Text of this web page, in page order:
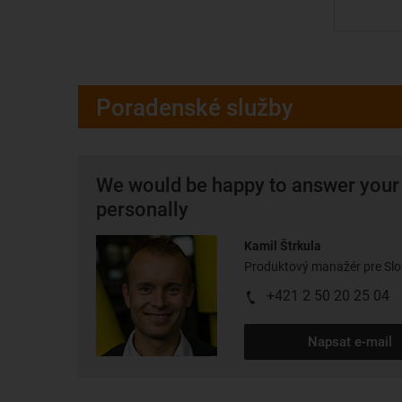
Poradenské služby
We would be happy to answer
personally
Kamil Štrkula
Produktový manažér pre
+421 2 50 20 25 04
Napsat e-mail